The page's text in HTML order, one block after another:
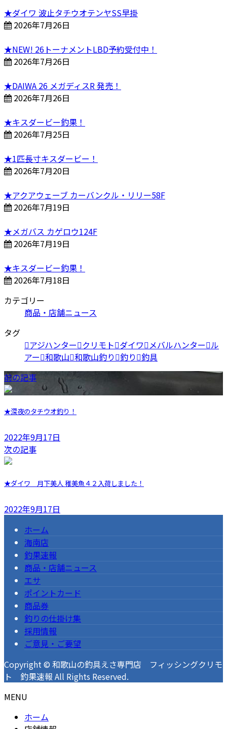
★ダイワ 波止タチウオテンヤSS早掛
2026年7月26日
★NEW! 26トーナメントLBD予約受付中！
2026年7月26日
★DAIWA 26 メガディスR 発売！
2026年7月26日
★キスダービー釣果！
2026年7月25日
★1匹長寸キスダービー！
2026年7月20日
★アクアウェーブ カーバンクル・リリー58F
2026年7月19日
★メガバス カゲロウ124F
2026年7月19日
★キスダービー釣果！
2026年7月18日
カテゴリー
商品・店舗ニュース
タグ
アジハンター クリモト ダイワ メバルハンター ル
アー 和歌山 和歌山釣り 釣り 釣具
前の記事
★深夜のタチウオ釣り！
2022年9月17日
次の記事
★ダイワ 月下美人 稚美魚４２入荷しました！
2022年9月17日
ホーム
海南店
釣果速報
商品・店舗ニュース
エサ
ポイントカード
商品券
釣りの仕掛け集
採用情報
ご意見・ご要望
Copyright © 和歌山の釣具えさ専門店 フィッシングクリモ
ト 釣果速報 All Rights Reserved.
MENU
ホーム